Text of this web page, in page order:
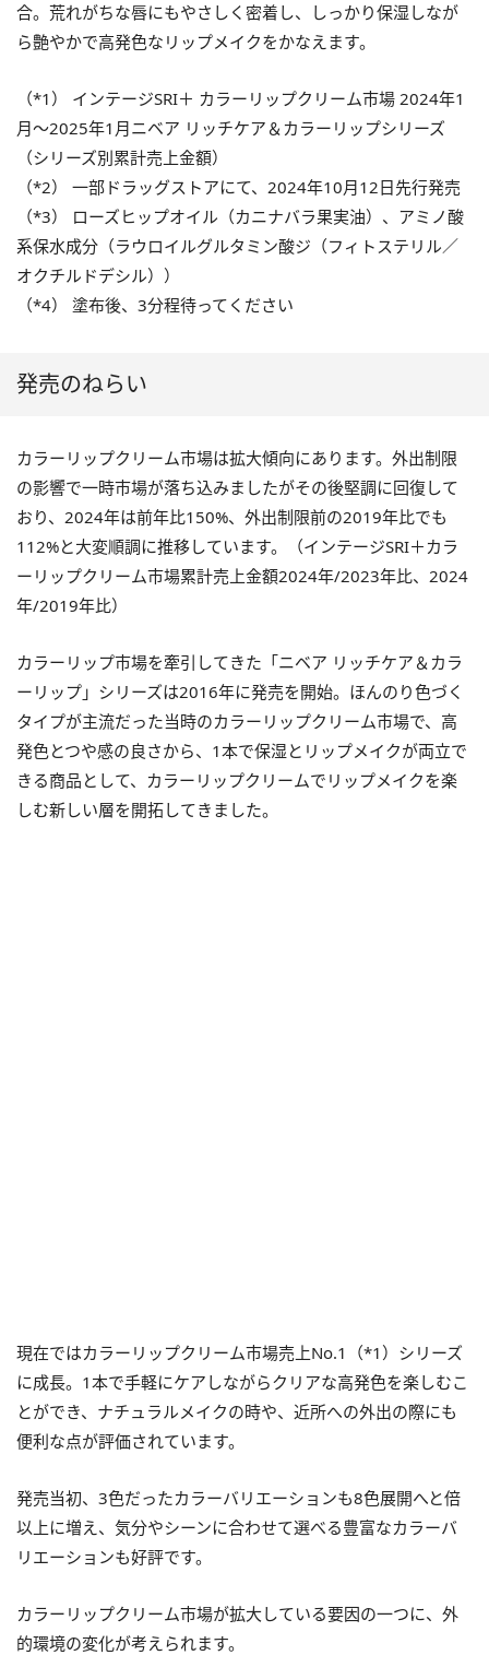
合。荒れがちな唇にもやさしく密着し、しっかり保湿しなが
ら艶やかで高発色なリップメイクをかなえます。
（*1） インテージSRI＋ カラーリップクリーム市場 2024年1
月〜2025年1月ニベア リッチケア＆カラーリップシリーズ
（シリーズ別累計売上金額）
（*2） 一部ドラッグストアにて、2024年10月12日先行発売
（*3） ローズヒップオイル（カニナバラ果実油）、アミノ酸
系保水成分（ラウロイルグルタミン酸ジ（フィトステリル／
オクチルドデシル））
（*4） 塗布後、3分程待ってください
発売のねらい
カラーリップクリーム市場は拡大傾向にあります。外出制限
の影響で一時市場が落ち込みましたがその後堅調に回復して
おり、2024年は前年比150%、外出制限前の2019年比でも
112%と大変順調に推移しています。（インテージSRI＋カラ
ーリップクリーム市場累計売上金額2024年/2023年比、2024
年/2019年比）
カラーリップ市場を牽引してきた「ニベア リッチケア＆カラ
ーリップ」シリーズは2016年に発売を開始。ほんのり色づく
タイプが主流だった当時のカラーリップクリーム市場で、高
発色とつや感の良さから、1本で保湿とリップメイクが両立で
きる商品として、カラーリップクリームでリップメイクを楽
しむ新しい層を開拓してきました。
現在ではカラーリップクリーム市場売上No.1（*1）シリーズ
に成長。1本で手軽にケアしながらクリアな高発色を楽しむこ
とができ、ナチュラルメイクの時や、近所への外出の際にも
便利な点が評価されています。
発売当初、3色だったカラーバリエーションも8色展開へと倍
以上に増え、気分やシーンに合わせて選べる豊富なカラーバ
リエーションも好評です。
カラーリップクリーム市場が拡大している要因の一つに、外
的環境の変化が考えられます。